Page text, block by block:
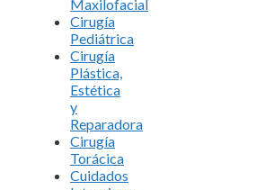
Maxilofacial
Cirugía
Pediátrica
Cirugía
Plástica,
Estética
y
Reparadora
Cirugía
Torácica
Cuidados